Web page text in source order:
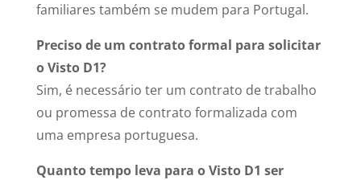
familiares também se mudem para Portugal.
Preciso de um contrato formal para solicitar
o Visto D1?
Sim, é necessário ter um contrato de trabalho
ou promessa de contrato formalizada com
uma empresa portuguesa.
Quanto tempo leva para o Visto D1 ser